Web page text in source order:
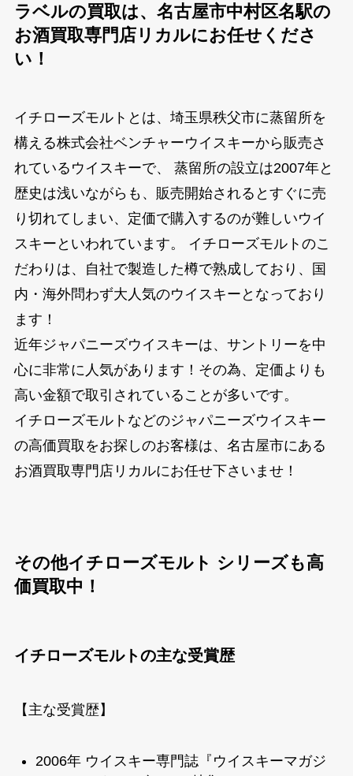
ラベルの買取は、名古屋市中村区名駅の
お酒買取専門店リカルにお任せくださ
い！
イチローズモルトとは、埼玉県秩父市に蒸留所を
構える株式会社ベンチャーウイスキーから販売さ
れているウイスキーで、 蒸留所の設立は2007年と
歴史は浅いながらも、販売開始されるとすぐに売
り切れてしまい、定価で購入するのが難しいウイ
スキーといわれています。 イチローズモルトのこ
だわりは、自社で製造した樽で熟成しており、国
内・海外問わず大人気のウイスキーとなっており
ます！
近年ジャパニーズウイスキーは、サントリーを中
心に非常に人気があります！その為、定価よりも
高い金額で取引されていることが多いです。
イチローズモルトなどのジャパニーズウイスキー
の高価買取をお探しのお客様は、名古屋市にある
お酒買取専門店リカルにお任せ下さいませ！
その他イチローズモルト シリーズも高
価買取中！
イチローズモルトの主な受賞歴
【主な受賞歴】
2006年 ウイスキー専門誌『ウイスキーマガジ